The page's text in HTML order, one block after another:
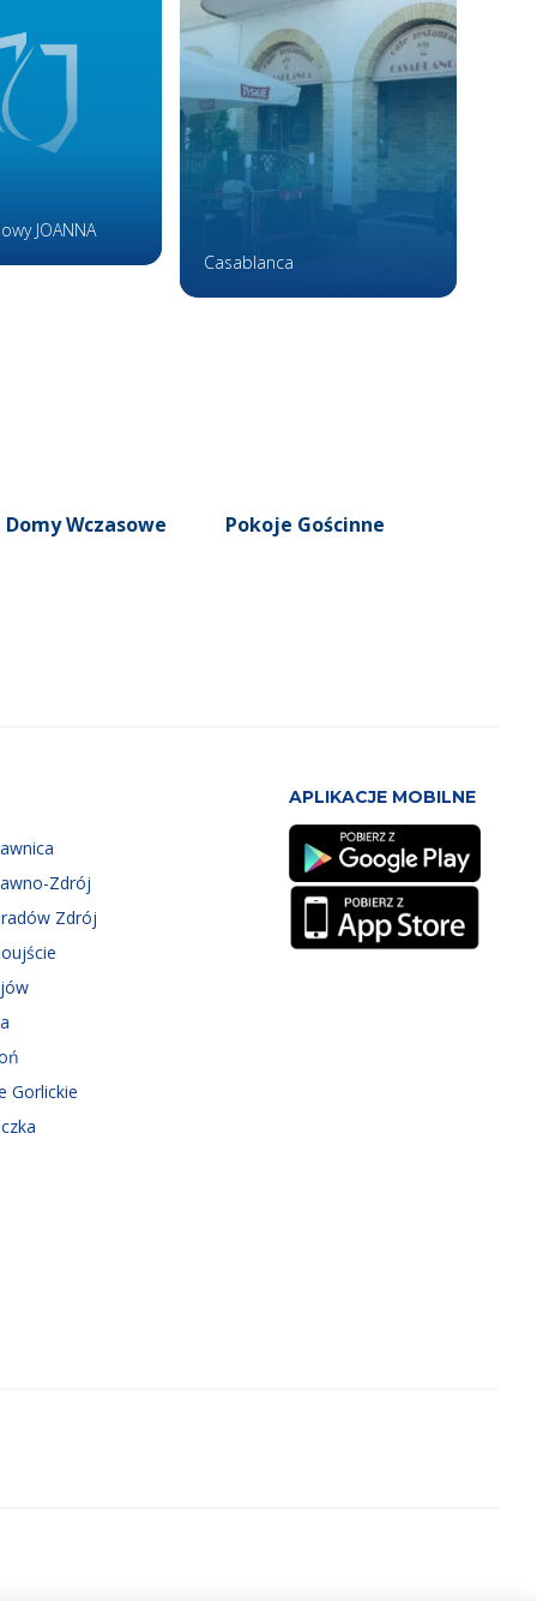
JOANNA
Casablanca
Wczasowe
Pokoje Gościnne
Zdrój
Zdrój
Gorlickie
APLIKACJE MOBILNE